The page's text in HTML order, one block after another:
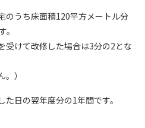
のうち床面積120平方メートル分
受けて改修した場合は3分の2とな
）
日の翌年度分の1年間です。